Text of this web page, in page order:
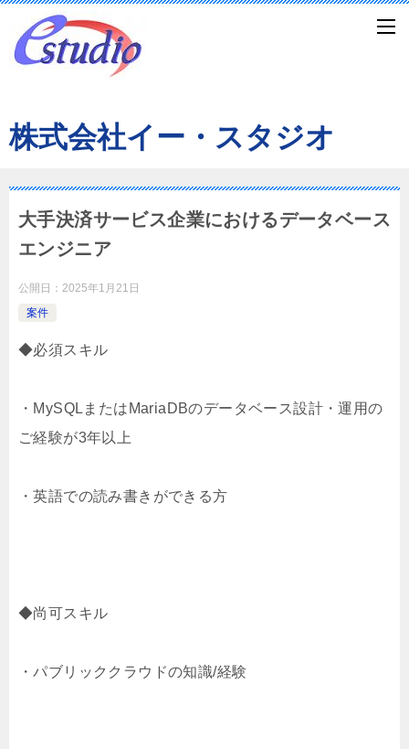
株式会社イー・スタジオ
大手決済サービス企業におけるデータベース
エンジニア
公開日： 2025年1月21日
案件
◆必須スキル
・MySQLまたはMariaDBのデータベース設計・運用の
ご経験が3年以上
・英語での読み書きができる方
◆尚可スキル
・パブリッククラウドの知識/経験